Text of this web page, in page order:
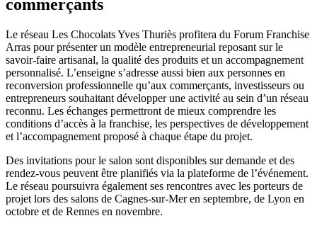
commerçants
Le réseau Les Chocolats Yves Thuriès profitera du Forum Franchise
Arras pour présenter un modèle entrepreneurial reposant sur le
savoir-faire artisanal, la qualité des produits et un accompagnement
personnalisé. L’enseigne s’adresse aussi bien aux personnes en
reconversion professionnelle qu’aux commerçants, investisseurs ou
entrepreneurs souhaitant développer une activité au sein d’un réseau
reconnu. Les échanges permettront de mieux comprendre les
conditions d’accès à la franchise, les perspectives de développement
et l’accompagnement proposé à chaque étape du projet.
Des invitations pour le salon sont disponibles sur demande et des
rendez-vous peuvent être planifiés via la plateforme de l’événement.
Le réseau poursuivra également ses rencontres avec les porteurs de
projet lors des salons de Cagnes-sur-Mer en septembre, de Lyon en
octobre et de Rennes en novembre.